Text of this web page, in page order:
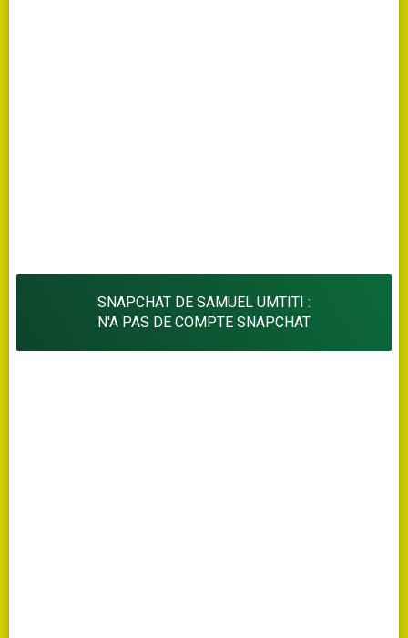
SNAPCHAT DE SAMUEL UMTITI :
N'A PAS DE COMPTE SNAPCHAT